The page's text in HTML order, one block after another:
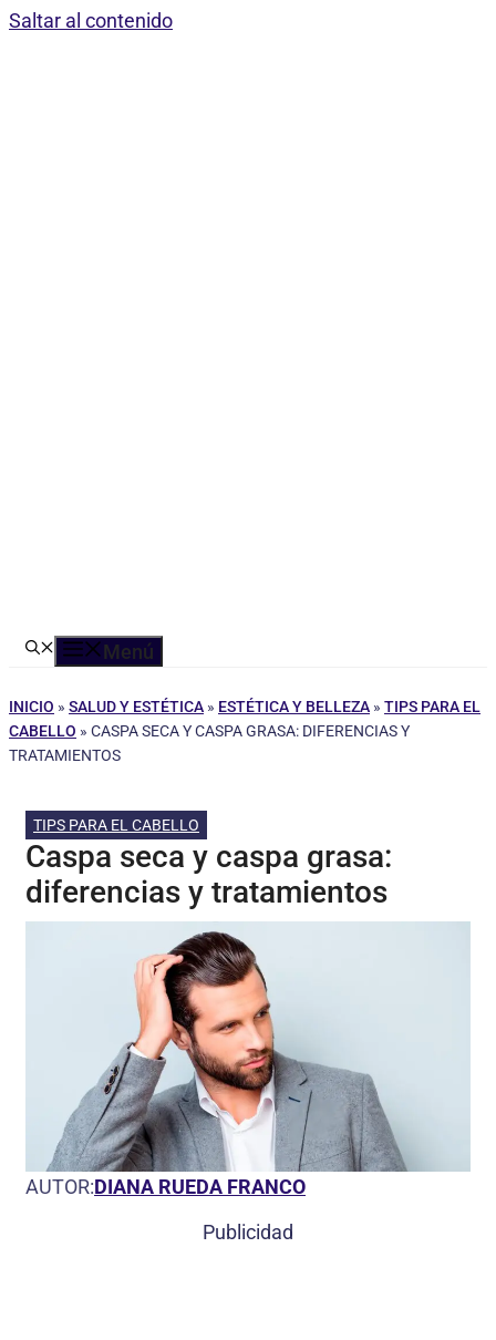
Saltar al contenido
Menú
INICIO » SALUD Y ESTÉTICA » ESTÉTICA Y BELLEZA » TIPS PARA EL
CABELLO » CASPA SECA Y CASPA GRASA: DIFERENCIAS Y
TRATAMIENTOS
TIPS PARA EL CABELLO
Caspa seca y caspa grasa:
diferencias y tratamientos
AUTOR:DIANA RUEDA FRANCO
Publicidad